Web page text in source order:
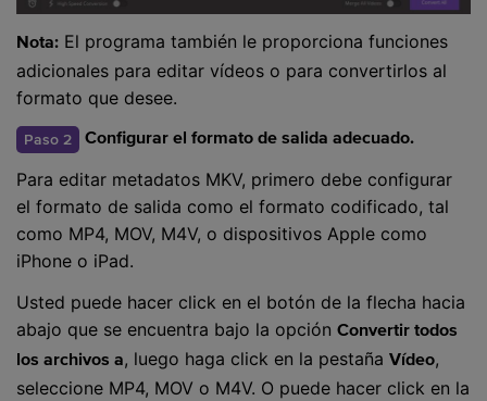
Nota: El programa también le proporciona funciones
adicionales para editar vídeos o para convertirlos al
formato que desee.
Paso 2 Configurar el formato de salida adecuado.
Para editar metadatos MKV, primero debe configurar
el formato de salida como el formato codificado, tal
como MP4, MOV, M4V, o dispositivos Apple como
iPhone o iPad.
Usted puede hacer click en el botón de la flecha hacia
abajo que se encuentra bajo la opción Convertir todos
los archivos a, luego haga click en la pestaña Vídeo,
seleccione MP4, MOV o M4V. O puede hacer click en la